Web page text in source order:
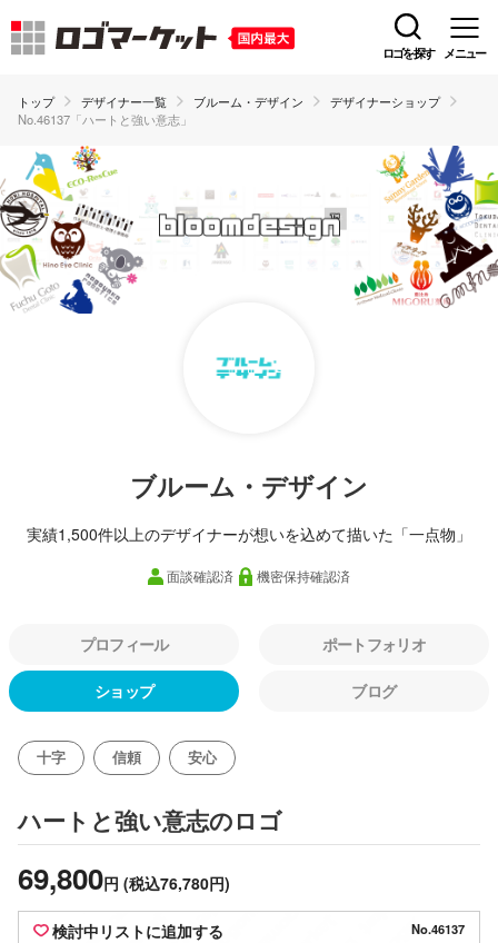
ロゴを探す メニュー
トップ デザイナー一覧 ブルーム・デザイン
デザイナーショップ
No.46137「ハートと強い意志」
ブルーム・デザイン
実績1,500件以上のデザイナーが想いを込めて描いた「一点物」
面談確認済 機密保持確認済
プロフィール ポートフォリオ
ショップ ブログ
十字 信頼 安心
ハートと強い意志のロゴ
69,800円 (税込76,780円)
検討中リストに追加する No.46137